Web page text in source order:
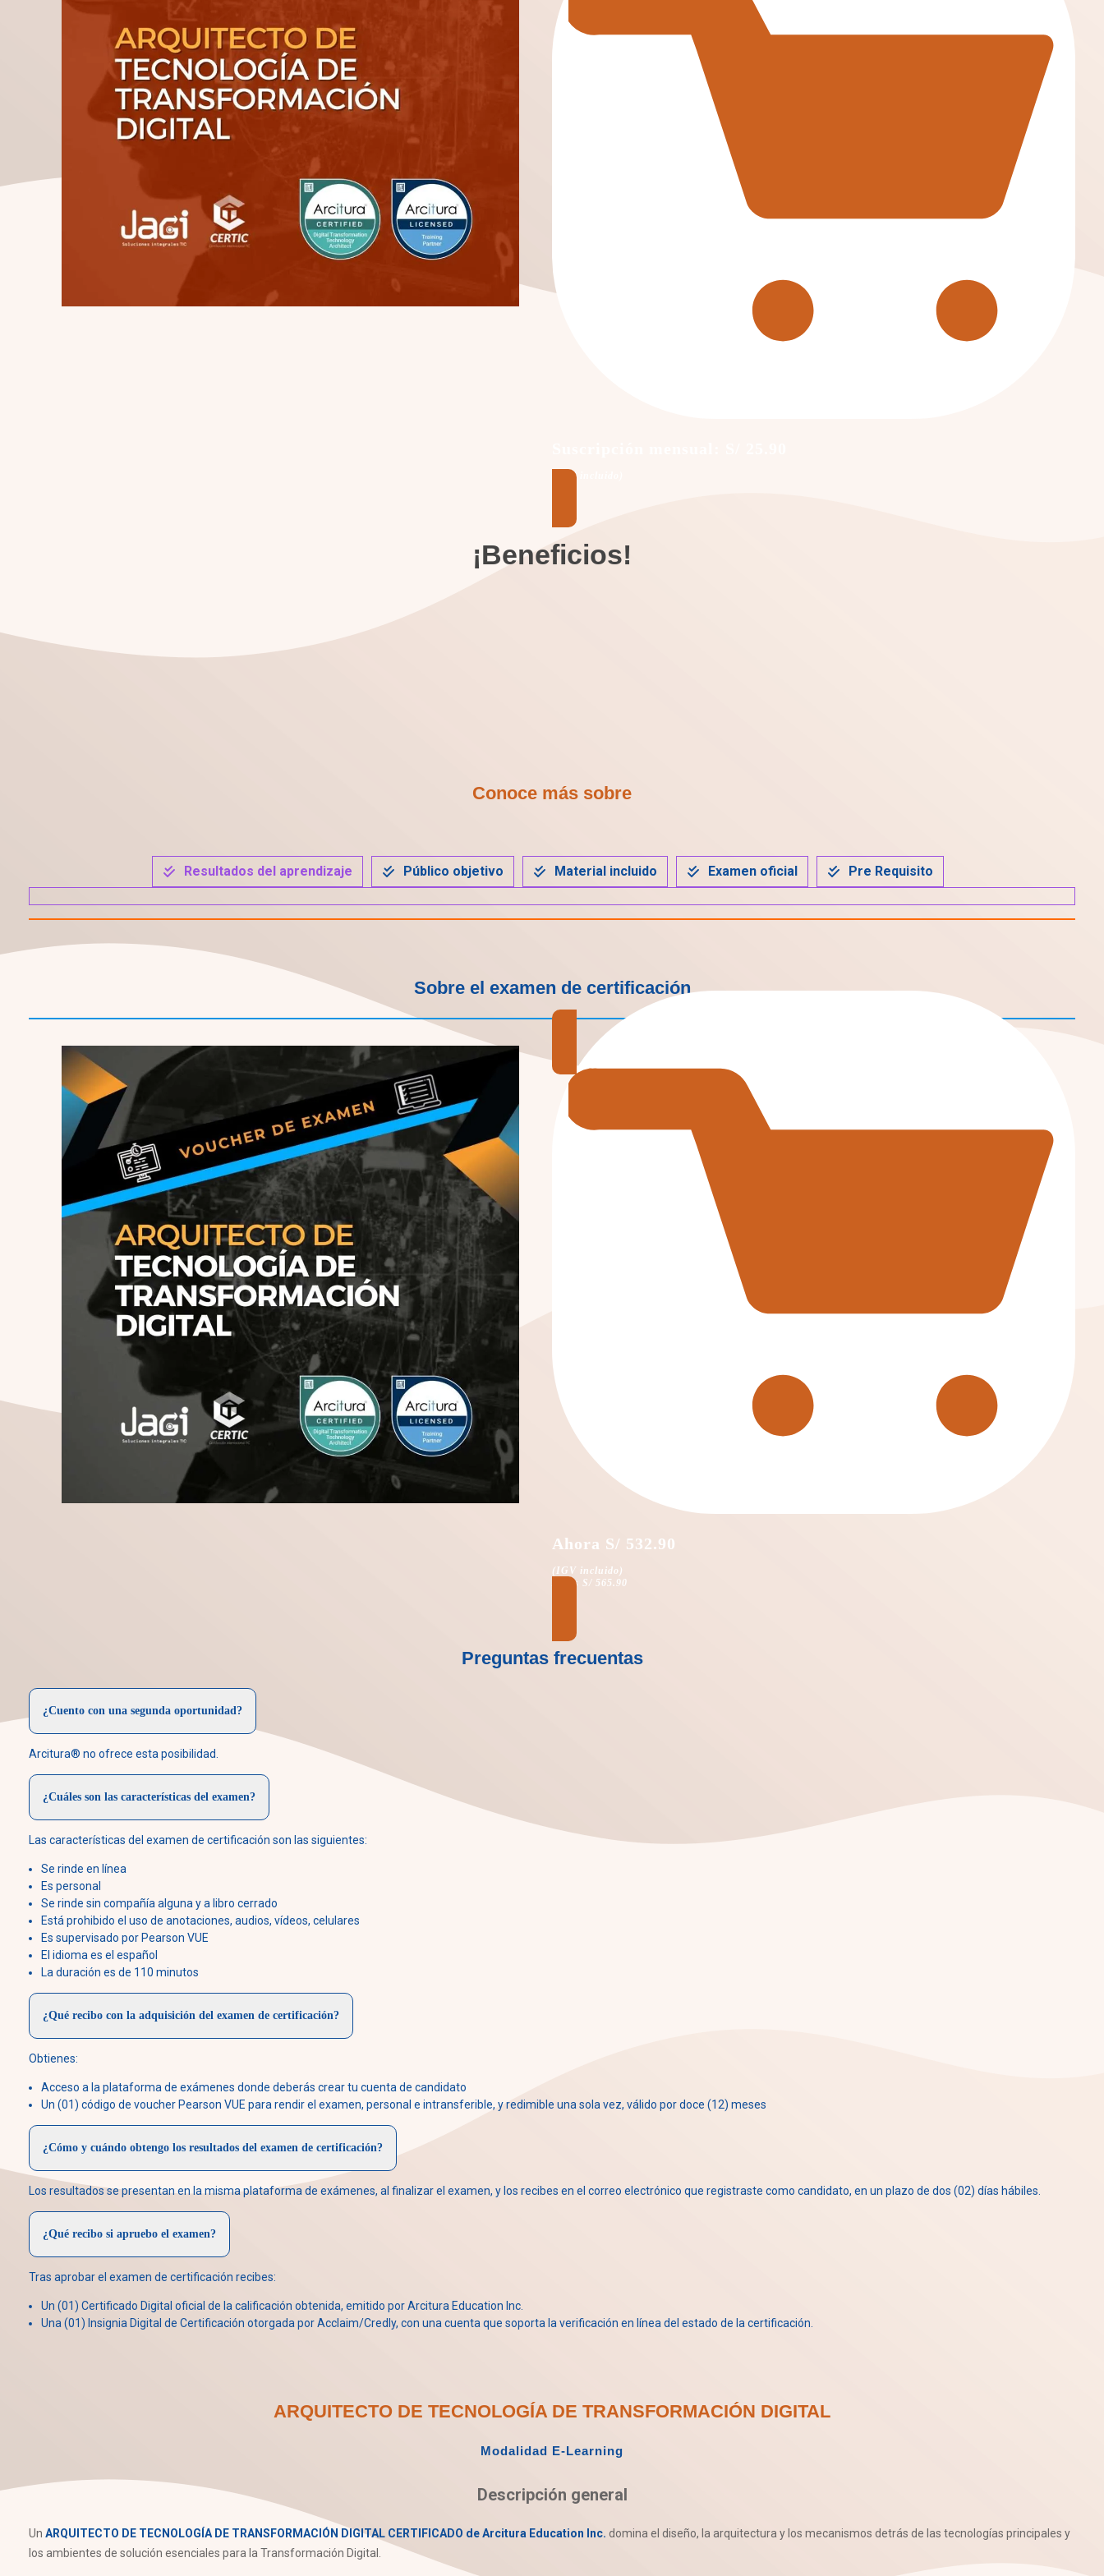
(IGV incluido)
¡Beneficios!
Conoce más sobre
Resultados del aprendizaje Público objetivo Material incluido Examen oficial Pre Requisito
Sobre el examen de certificación
Ahora S/ 532.90
(IGV incluido)
Antes S/ 565.90
Preguntas frecuentas
¿Cuento con una segunda oportunidad?
Arcitura® no ofrece esta posibilidad.
¿Cuáles son las características del examen?
Las características del examen de certificación son las siguientes:
Se rinde en línea
Es personal
Se rinde sin compañía alguna y a libro cerrado
Está prohibido el uso de anotaciones, audios, vídeos, celulares
Es supervisado por Pearson VUE
El idioma es el español
La duración es de 110 minutos
¿Qué recibo con la adquisición del examen de certificación?
Obtienes:
Acceso a la plataforma de exámenes donde deberás crear tu cuenta de candidato
Un (01) código de voucher Pearson VUE para rendir el examen, personal e intransferible, y redimible una sola vez, válido por doce (12) meses
¿Cómo y cuándo obtengo los resultados del examen de certificación?
Los resultados se presentan en la misma plataforma de exámenes, al finalizar el examen, y los recibes en el correo electrónico que registraste como candidato, en un plazo de dos (02) días hábiles.
¿Qué recibo si apruebo el examen?
Tras aprobar el examen de certificación recibes:
Un (01) Certificado Digital oficial de la calificación obtenida, emitido por Arcitura Education Inc.
Una (01) Insignia Digital de Certificación otorgada por Acclaim/Credly, con una cuenta que soporta la verificación en línea del estado de la certificación.
ARQUITECTO DE TECNOLOGÍA DE TRANSFORMACIÓN DIGITAL
Modalidad E-Learning
Descripción general
Un ARQUITECTO DE TECNOLOGÍA DE TRANSFORMACIÓN DIGITAL CERTIFICADO de Arcitura Education Inc. domina el diseño, la arquitectura y los mecanismos detrás de las tecnologías principales y
los ambientes de solución esenciales para la Transformación Digital.